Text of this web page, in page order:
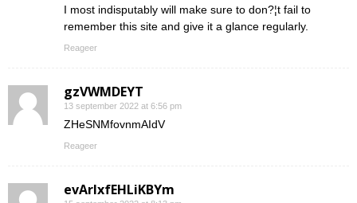
I most indisputably will make sure to don?¦t fail to
remember this site and give it a glance regularly.
Reageer
gzVWMDEYT
13 september 2022 at 6:56 pm
ZHeSNMfovnmAIdV
Reageer
evArIxfEHLiKBYm